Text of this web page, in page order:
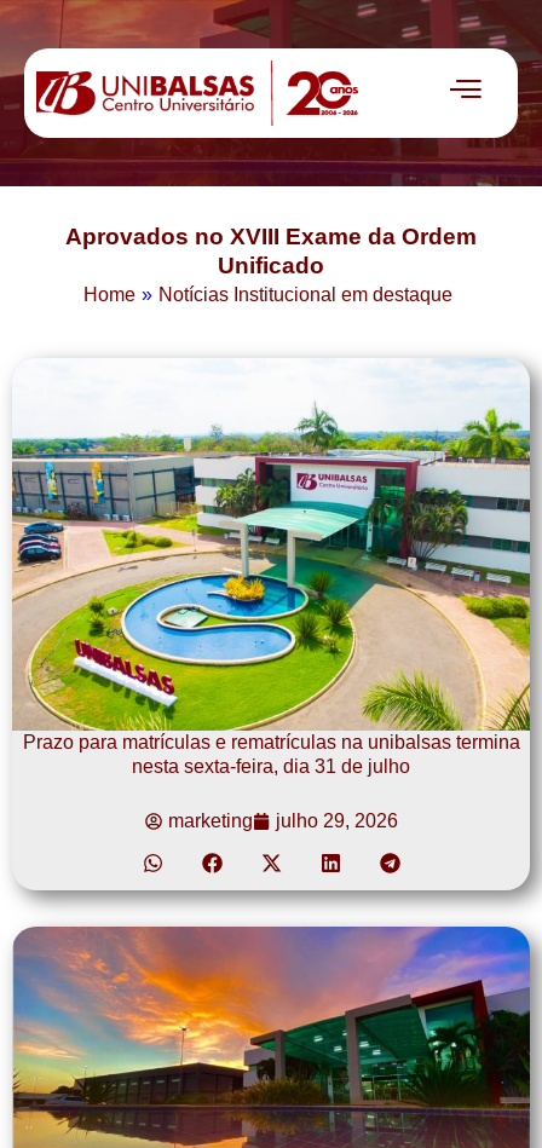
Aprovados no XVIII Exame da Ordem
Unificado
Home » Notícias Institucional em destaque
Prazo para matrículas e rematrículas na unibalsas termina
nesta sexta-feira, dia 31 de julho
marketing julho 29, 2026